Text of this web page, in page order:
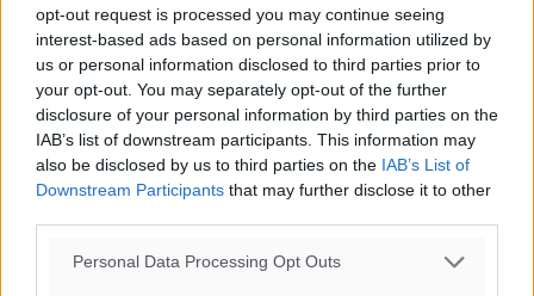
opt-out request is processed you may continue seeing
interest-based ads based on personal information utilized by
us or personal information disclosed to third parties prior to
your opt-out. You may separately opt-out of the further
disclosure of your personal information by third parties on the
IAB’s list of downstream participants. This information may
also be disclosed by us to third parties on the IAB’s List of
Downstream Participants that may further disclose it to other
Personal Data Processing Opt Outs
Είναι, λοιπόν, τουλάχιστον παραπλανητικό να μιλά κανείς
για “ενίσχυση”, όταν ο αριθμός των αποχωρήσεων (μόνο
από συνταξιοδοτήσεις) υπερβαίνει τον αριθμό των νέων
εισακτέων — δηλαδή το Σώμα στην πράξη
συρρικνώνεται ή στην “καλύτερη” περίπτωση, μένει
στάσιμο σε αριθμό προσωπικού. Δεν λαμβάνονται υπόψη
φυσικά το διαρκώς αυξανόμενο βάρος των δασικών